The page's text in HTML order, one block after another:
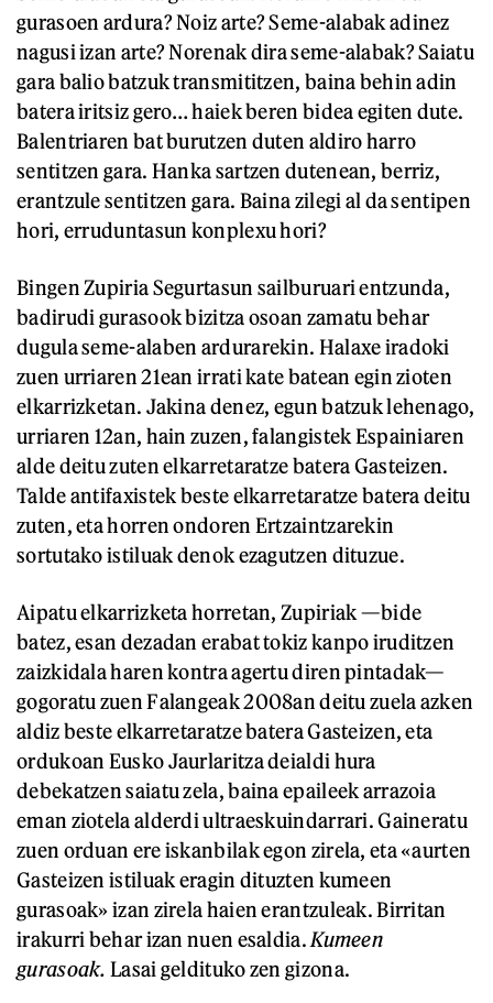
gurasoen ardura? Noiz arte? Seme-alabak adinez
nagusi izan arte? Norenak dira seme-alabak? Saiatu
gara balio batzuk transmititzen, baina behin adin
batera iritsiz gero… haiek beren bidea egiten dute.
Balentriaren bat burutzen duten aldiro harro
sentitzen gara. Hanka sartzen dutenean, berriz,
erantzule sentitzen gara. Baina zilegi al da sentipen
hori, erruduntasun konplexu hori?
Bingen Zupiria Segurtasun sailburuari entzunda,
badirudi gurasook bizitza osoan zamatu behar
dugula seme-alaben ardurarekin. Halaxe iradoki
zuen urriaren 21ean irrati kate batean egin zioten
elkarrizketan. Jakina denez, egun batzuk lehenago,
urriaren 12an, hain zuzen, falangistek Espainiaren
alde deitu zuten elkarretaratze batera Gasteizen.
Talde antifaxistek beste elkarretaratze batera deitu
zuten, eta horren ondoren Ertzaintzarekin
sortutako istiluak denok ezagutzen dituzue.
Aipatu elkarrizketa horretan, Zupiriak —bide
batez, esan dezadan erabat tokiz kanpo iruditzen
zaizkidala haren kontra agertu diren pintadak—
gogoratu zuen Falangeak 2008an deitu zuela azken
aldiz beste elkarretaratze batera Gasteizen, eta
ordukoan Eusko Jaurlaritza deialdi hura
debekatzen saiatu zela, baina epaileek arrazoia
eman ziotela alderdi ultraeskuindarrari. Gaineratu
zuen orduan ere iskanbilak egon zirela, eta «aurten
Gasteizen istiluak eragin dituzten kumeen
gurasoak» izan zirela haien erantzuleak. Birritan
irakurri behar izan nuen esaldia. Kumeen
gurasoak.Lasai geldituko zen gizona.